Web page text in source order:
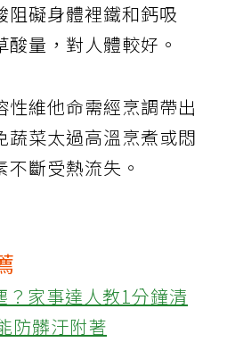
阻礙身體裡鐵和鈣吸
量，對人體較好。
性維他命需經烹調帶出
蔬菜太過高溫烹煮或悶
斷受熱流失。
家事達人教1分鐘清
防髒汙附著